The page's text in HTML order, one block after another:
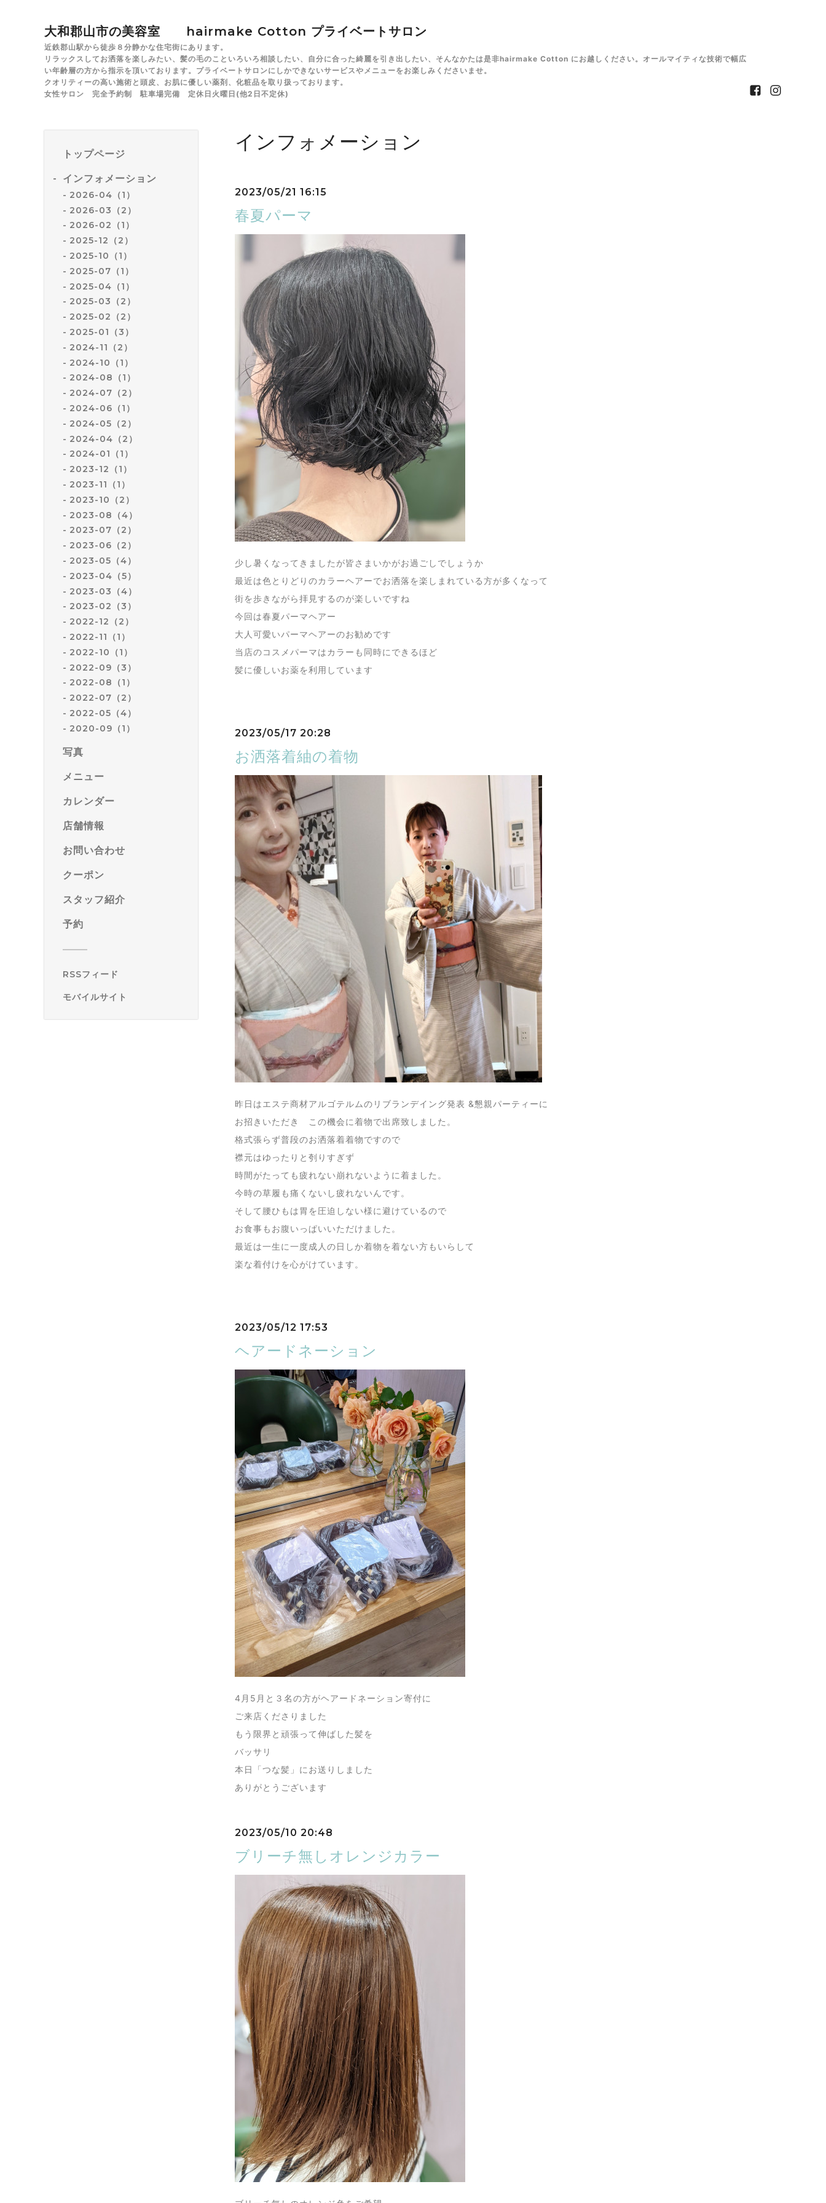
大和郡山市の美容室 hairmake Cotton プライベートサロン
近鉄郡山駅から徒歩８分静かな住宅街にあります。
リラックスしてお洒落を楽しみたい、髪の毛のこといろいろ相談したい、自分に合った綺麗を引き出したい、そんなかたは是非hairmake Cotton にお越しください。オールマイティな技術で幅広
い年齢層の方から指示を頂いております。プライベートサロンにしかできないサービスやメニューをお楽しみくださいませ。
クオリティーの高い施術と頭皮、お肌に優しい薬剤、化粧品を取り扱っております。
女性サロン 完全予約制 駐車場完備 定休日火曜日(他2日不定休)
トップページ
インフォメーション
2026-04（1）
2026-03（2）
2026-02（1）
2025-12（2）
2025-10（1）
2025-07（1）
2025-04（1）
2025-03（2）
2025-02（2）
2025-01（3）
2024-11（2）
2024-10（1）
2024-08（1）
2024-07（2）
2024-06（1）
2024-05（2）
2024-04（2）
2024-01（1）
2023-12（1）
2023-11（1）
2023-10（2）
2023-08（4）
2023-07（2）
2023-06（2）
2023-05（4）
2023-04（5）
2023-03（4）
2023-02（3）
2022-12（2）
2022-11（1）
2022-10（1）
2022-09（3）
2022-08（1）
2022-07（2）
2022-05（4）
2020-09（1）
写真
メニュー
カレンダー
店舗情報
お問い合わせ
クーポン
スタッフ紹介
予約
RSSフィード
モバイルサイト
インフォメーション
2023/05/21 16:15
春夏パーマ
少し暑くなってきましたが皆さまいかがお過ごしでしょうか
最近は色とりどりのカラーヘアーでお洒落を楽しまれている方が多くなって
街を歩きながら拝見するのが楽しいですね
今回は春夏パーマヘアー
大人可愛いパーマヘアーのお勧めです
当店のコスメパーマはカラーも同時にできるほど
髪に優しいお薬を利用しています
2023/05/17 20:28
お洒落着紬の着物
昨日はエステ商材アルゴテルムのリブランデイング発表 &懇親パーティーに
お招きいただき この機会に着物で出席致しました。
格式張らず普段のお洒落着着物ですので
襟元はゆったりと刳りすぎず
時間がたっても疲れない崩れないように着ました。
今時の草履も痛くないし疲れないんです。
そして腰ひもは胃を圧迫しない様に避けているので
お食事もお腹いっぱいいただけました。
最近は一生に一度成人の日しか着物を着ない方もいらして
楽な着付けを心がけています。
2023/05/12 17:53
ヘアードネーション
4月5月と３名の方がヘアードネーション寄付に
ご来店くださりました
もう限界と頑張って伸ばした髪を
バッサリ
本日「つな髪」にお送りしました
ありがとうございます
2023/05/10 20:48
ブリーチ無しオレンジカラー